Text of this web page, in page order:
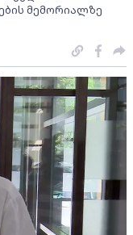
მემორიალზე